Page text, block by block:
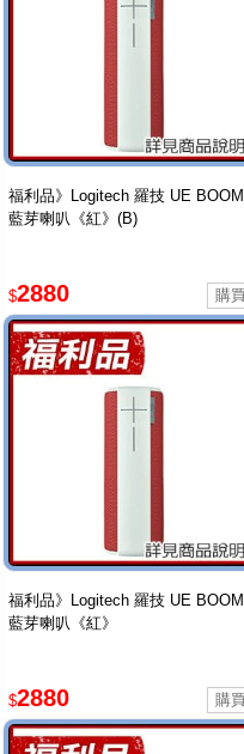
福利品》Logitech 羅技 UE BOOM
藍芽喇叭《紅》(B)
$2880
福利品》Logitech 羅技 UE BOOM
藍芽喇叭《紅》
$2880